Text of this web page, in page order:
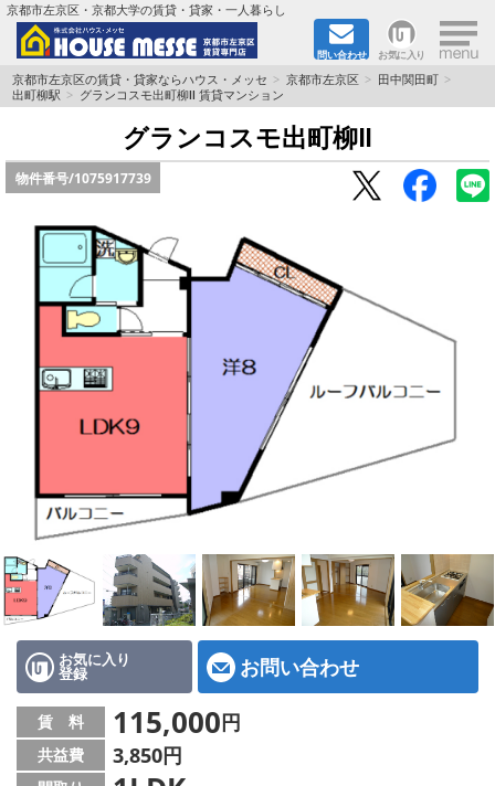
京都市左京区・京都大学の賃貸・貸家・一人暮らし
問い合わせ お気に入り ×
TOPページ
地域から検索
京都大学＆京都芸術大学生さんに
書類DL & 入居者さまへ
家族で住むならマンション？賃家？
一人暮らしの物件特集
ペット相談OKの賃貸！
特選物件
ハウスメーカー施工特集！
路線·駅から探す
IT重説について
スタッフ紹介
賃貸管理の北白川店
京都市左京区の賃貸・貸家ならハウス・メッセ 京都市左京区
田中関田町
出町柳駅
グランコスモ出町柳Ⅱ 賃貸マンション
グランコスモ出町柳Ⅱ
物件番号/1075917739
お気に入り
登録 お問い合わせ
賃 料 115,000円
共益費 3,850円